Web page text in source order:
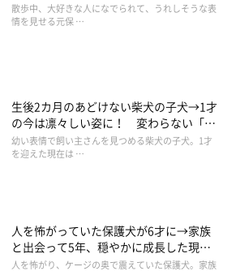
表情にほっこり
散歩中、大好きな人になでられて、うれしそうな表
情を見せる元保 …
生後2カ月のあどけない柴犬の子犬→1才
の今は凛々しい姿に！ 変わらない「く
りくりおめめ」にもほっこり
幼い表情で飼い主さんを見つめる柴犬の子犬。1才
を迎えた現在は …
人を怖がっていた保護犬が6才に→家族
と出会って5年、穏やかに成長した現在
の姿にグッとくる
人を怖がり、ケージの奥で震えていた保護犬。家族